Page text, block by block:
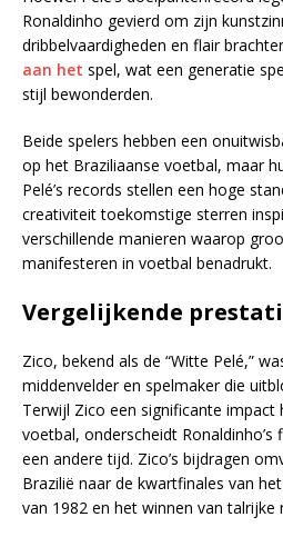
Ronaldinho gevierd om zijn
dribbelvaardigheden en flair
aan het spel, wat een generatie
stijl bewonderden.
Beide spelers hebben een
op het Braziliaanse voetbal, maar
Pelé’s records stellen een hoge
creativiteit toekomstige sterren
verschillende manieren waarop
manifesteren in voetbal benadrukt.
Vergelijkende
Zico, bekend als de “Witte Pelé,”
middenvelder en spelmaker die
Terwijl Zico een significante impact
voetbal, onderscheidt Ronaldinho’s
een andere tijd. Zico’s bijdragen
Brazilië naar de kwartfinales van
van 1982 en het winnen van talrijke